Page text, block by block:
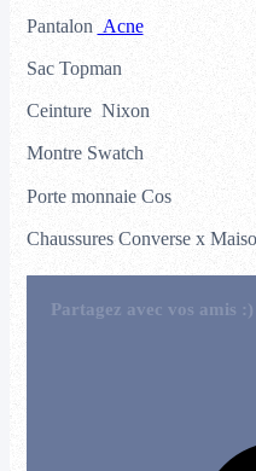
Pantalon Acne
Sac Topman
Ceinture Nixon
Montre Swatch
Porte monnaie Cos
Chaussures Converse x
Partagez avec vos amis :)